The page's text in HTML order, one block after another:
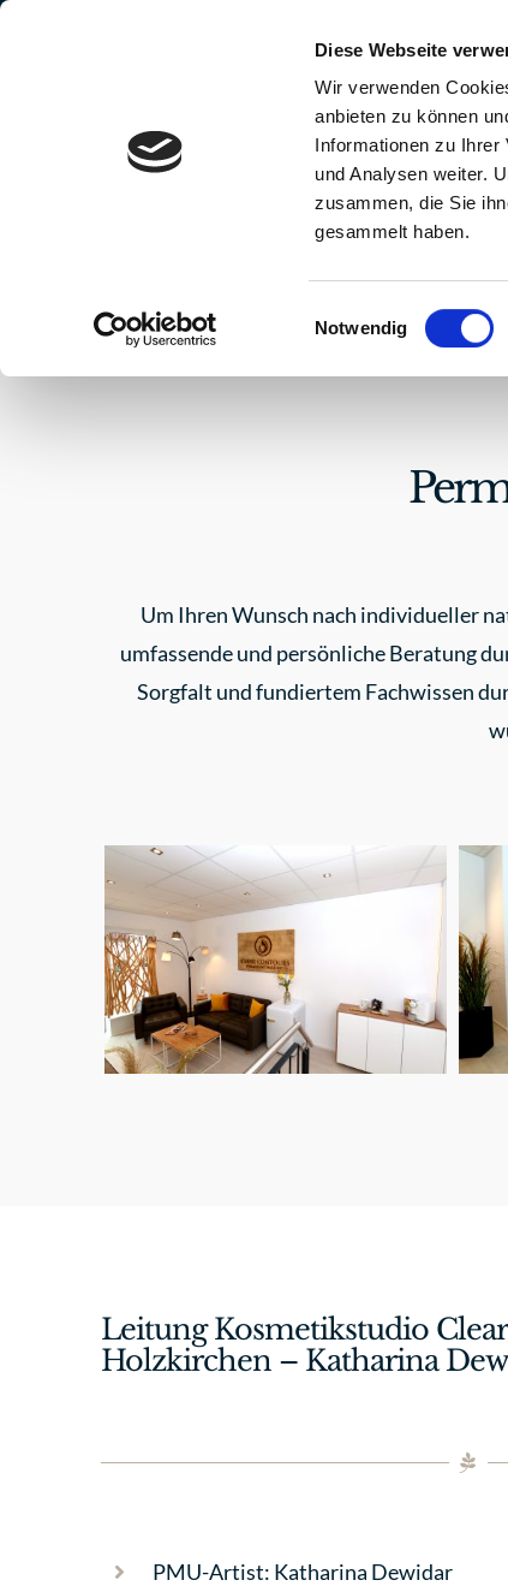
Diese Webseite
Wir verwenden
anbieten zu können
Informationen zu Ihrer
und Analysen weiter.
zusammen, die Sie
gesammelt haben.
Einwilligungsauswahl
Notwendig
Um Ihren Wunsch nach individueller
umfassende und persönliche Beratung
Sorgfalt und fundiertem Fachwissen
Leitung Kosmetikstudio
Holzkirchen – Katharina
PMU-Artist: Katharina Dewidar